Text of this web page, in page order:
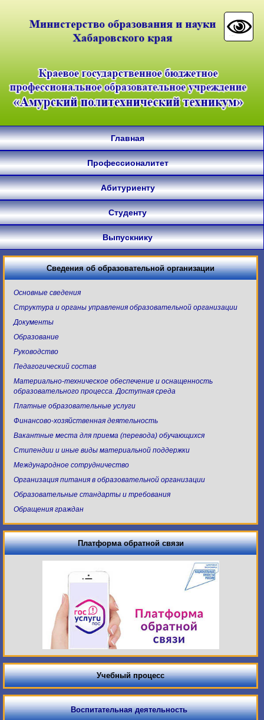
Главная
Профессионалитет
Абитуриенту
Студенту
Выпускнику
Сведения об образовательной организации
Основные сведения
Структура и органы управления образовательной организации
Документы
Образование
Руководство
Педагогический состав
Материально-техническое обеспечение и оснащенность
образовательного процесса. Доступная среда
Платные образовательные услуги
Финансово-хозяйственная деятельность
Вакантные места для приема (перевода) обучающихся
Стипендии и иные виды материальной поддержки
Международное сотрудничество
Организация питания в образовательной организации
Образовательные стандарты и требования
Обращения граждан
Платформа обратной связи
Учебный процесс
Воспитательная деятельность